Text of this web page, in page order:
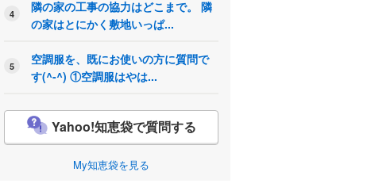
4
隣の家の工事の協力はどこまで。 隣
の家はとにかく敷地いっぱ...
5
空調服を、既にお使いの方に質問で
す(^-^) ①空調服はやは...
Yahoo!知恵袋で質問する
My知恵袋を見る